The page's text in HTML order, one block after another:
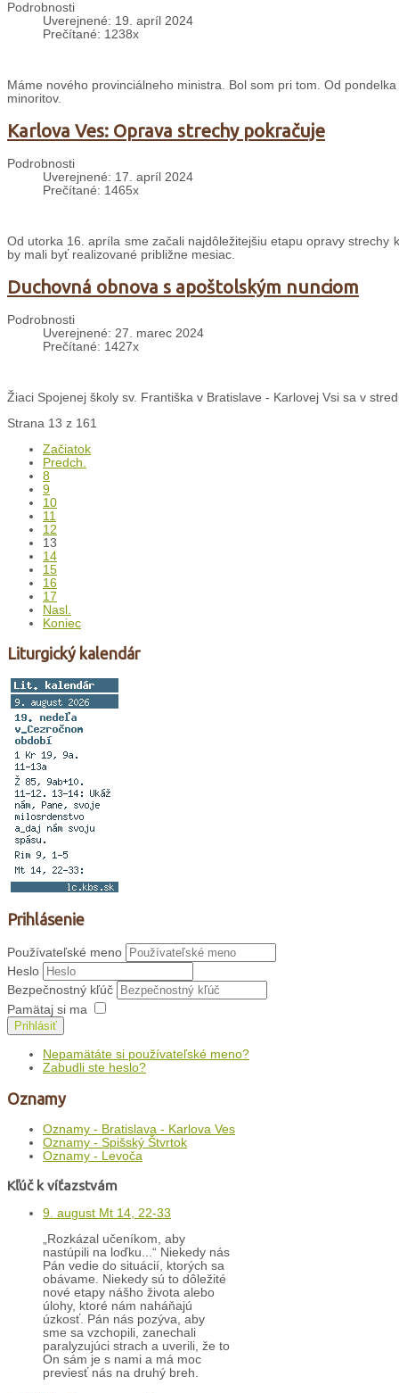
Podrobnosti
Uverejnené: 19. apríl 2024
Prečítané: 1238x
Máme nového provinciálneho ministra. Bol som pri tom. Od
minoritov.
Karlova Ves: Oprava strechy pokračuje
Podrobnosti
Uverejnené: 17. apríl 2024
Prečítané: 1465x
Od utorka 16. apríla sme začali najdôležitejšiu etapu opravy
by mali byť realizované približne mesiac.
Duchovná obnova s apoštolským nunciom
Podrobnosti
Uverejnené: 27. marec 2024
Prečítané: 1427x
Žiaci Spojenej školy sv. Františka v Bratislave - Karlovej Vsi sa v
Strana 13 z 161
Začiatok
Predch.
8
9
10
11
12
13
14
15
16
17
Nasl.
Koniec
Liturgický kalendár
Prihlásenie
Používateľské meno
Heslo
Bezpečnostný kľúč
Pamätaj si ma
Prihlásiť
Nepamätáte si používateľské meno?
Zabudli ste heslo?
Oznamy
Oznamy - Bratislava - Karlova Ves
Oznamy - Spišský Štvrtok
Oznamy - Levoča
Kľúč k víťazstvám
9. august Mt 14, 22-33
„Rozkázal učeníkom, aby
nastúpili na loďku...“ Niekedy nás
Pán vedie do situácií, ktorých sa
obávame. Niekedy sú to dôležité
nové etapy nášho života alebo
úlohy, ktoré nám naháňajú
úzkosť. Pán nás pozýva, aby
sme sa vzchopili, zanechali
paralyzujúci strach a uverili, že to
On sám je s nami a má moc
previesť nás na druhý breh.